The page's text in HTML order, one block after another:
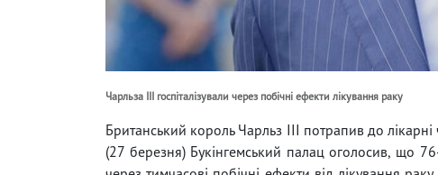
Чарльза III госпіталізували через побічні ефекти лікування раку
Британський король Чарльз III потрапив до
(27 березня) Букінгемський палац оголосив, що